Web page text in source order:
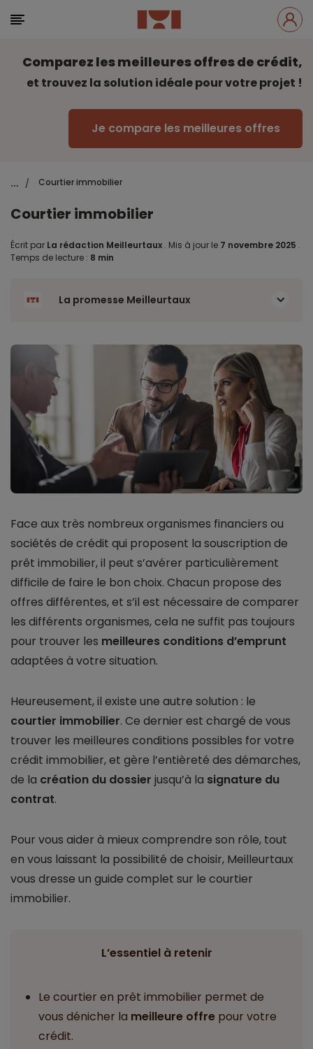
Comparez les meilleures offres de crédit,
et trouvez la solution idéale pour votre projet !
Je compare les meilleures offres
... / Courtier immobilier
Courtier immobilier
Écrit par La rédaction Meilleurtaux . Mis à jour le 7 novembre 2025 .
Temps de lecture : 8 min
La promesse Meilleurtaux
Face aux très nombreux organismes financiers ou
sociétés de crédit qui proposent la souscription de
prêt immobilier, il peut s’avérer particulièrement
difficile de faire le bon choix. Chacun propose des
offres différentes, et s’il est nécessaire de comparer
les différents organismes, cela ne suffit pas toujours
pour trouver les meilleures conditions d’emprunt
adaptées à votre situation.
Heureusement, il existe une autre solution : le
courtier immobilier. Ce dernier est chargé de vous
trouver les meilleures conditions possibles for votre
crédit immobilier, et gère l’entièreté des démarches,
de la création du dossier jusqu’à la signature du
contrat.
Pour vous aider à mieux comprendre son rôle, tout
en vous laissant la possibilité de choisir, Meilleurtaux
vous dresse un guide complet sur le courtier
immobilier.
L’essentiel à retenir
Le courtier en prêt immobilier permet de
vous dénicher la meilleure offre pour votre
crédit.